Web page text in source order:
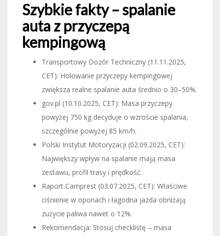
Szybkie fakty – spalanie
auta z przyczepą
kempingową
Transportowy Dozór Techniczny (11.11.2025,
CET): Holowanie przyczepy kempingowej
zwiększa realne spalanie auta średnio o 30–50%.
gov.pl (10.10.2025, CET): Masa przyczepy
powyżej 750 kg decyduje o wzroście spalania,
szczególnie powyżej 85 km/h.
Polski Instytut Motoryzacji (02.09.2025, CET):
Największy wpływ na spalanie mają masa
zestawu, profil trasy i prędkość.
Raport Camprest (03.07.2025, CET): Właściwe
ciśnienie w oponach i łagodna jazda obniżają
zużycie paliwa nawet o 12%.
Rekomendacja: Stosuj checklistę – masa